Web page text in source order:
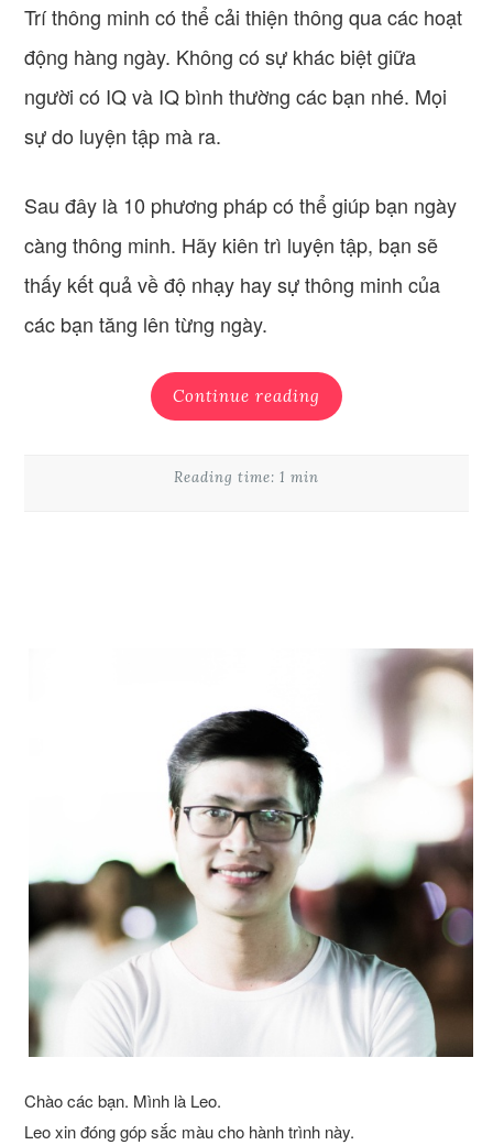
Trí thông minh có thể cải thiện thông qua các hoạt
động hàng ngày. Không có sự khác biệt giữa
người có IQ và IQ bình thường các bạn nhé. Mọi
sự do luyện tập mà ra.
Sau đây là 10 phương pháp có thể giúp bạn ngày
càng thông minh. Hãy kiên trì luyện tập, bạn sẽ
thấy kết quả về độ nhạy hay sự thông minh của
các bạn tăng lên từng ngày.
Continue reading
Reading time: 1 min
Chào các bạn. Mình là Leo.
Leo xin đóng góp sắc màu cho hành trình này.